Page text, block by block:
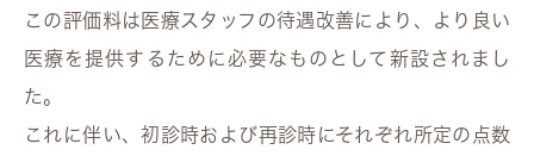
この評価料は医療スタッフの待遇改善により、より良い
医療を提供するために必要なものとして新設されまし
た。
これに伴い、初診時および再診時にそれぞれ所定の点数